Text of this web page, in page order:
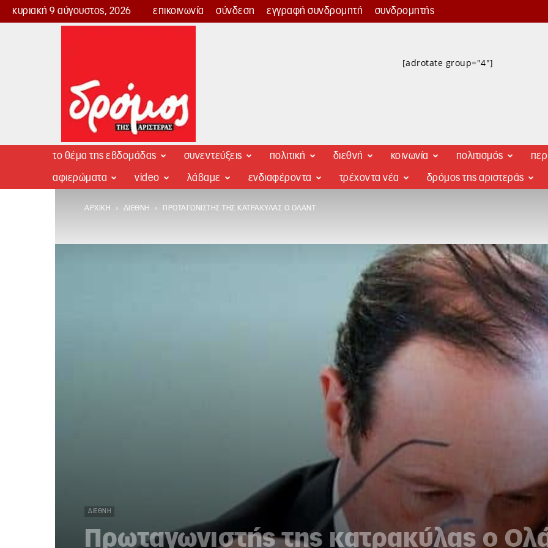
κυριακή 9 αύγουστος, 2026 επικοινωνία σύνδεση εγγραφή συνδρομητή συνδρομητής
Δρόμος
[adrotate group="4"]
το θέμα της εβδομάδας συνεντεύξεις πολιτική διεθνή κοινωνία πολιτισμός
αφιερώματα video λάβαμε ενδιαφέροντα τρέχοντα νέα δρόμος της αριστεράς
ΑΡΧΙΚΉ ΔΙΕΘΝΉ ΠΡΩΤΑΓΩΝΙΣΤΉΣ ΤΗΣ ΚΑΤΡΑΚΎΛΑΣ Ο ΟΛΆΝΤ
ΔΙΕΘΝΉ
Πρωταγωνιστής της κατρακύλας ο